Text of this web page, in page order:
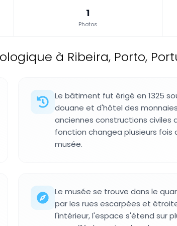
1
Photos
à Ribeira, Porto,
Le bâtiment fut érigé en 1325
douane et d'hôtel des
anciennes constructions civiles
fonction changea plusieurs fois
musée.
Le musée se trouve dans le
par les rues escarpées et
l'intérieur, l'espace s'étend sur